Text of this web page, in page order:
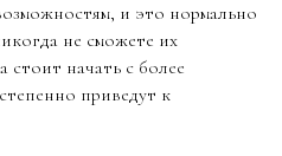
и это нормально
не сможете их
стоит начать с более
приведут к